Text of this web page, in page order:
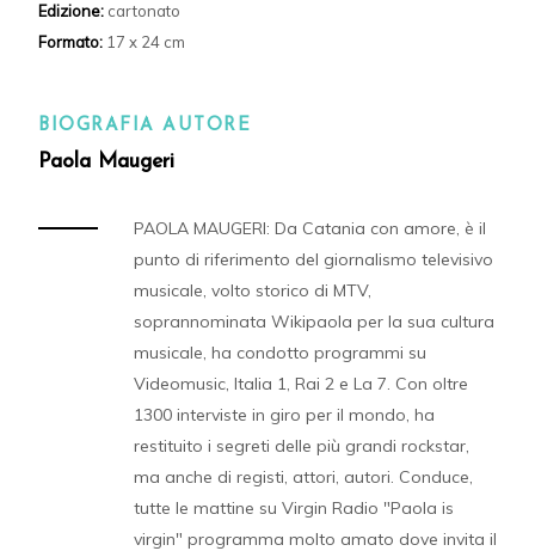
Edizione: cartonato
Formato: 17 x 24 cm
BIOGRAFIA AUTORE
Paola Maugeri
PAOLA MAUGERI: Da Catania con amore, è il
punto di riferimento del giornalismo televisivo
musicale, volto storico di MTV,
soprannominata Wikipaola per la sua cultura
musicale, ha condotto programmi su
Videomusic, Italia 1, Rai 2 e La 7. Con oltre
1300 interviste in giro per il mondo, ha
restituito i segreti delle più grandi rockstar,
ma anche di registi, attori, autori. Conduce,
tutte le mattine su Virgin Radio "Paola is
virgin" programma molto amato dove invita il